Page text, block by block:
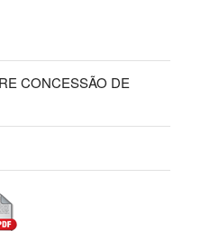
CONCESSÃO DE